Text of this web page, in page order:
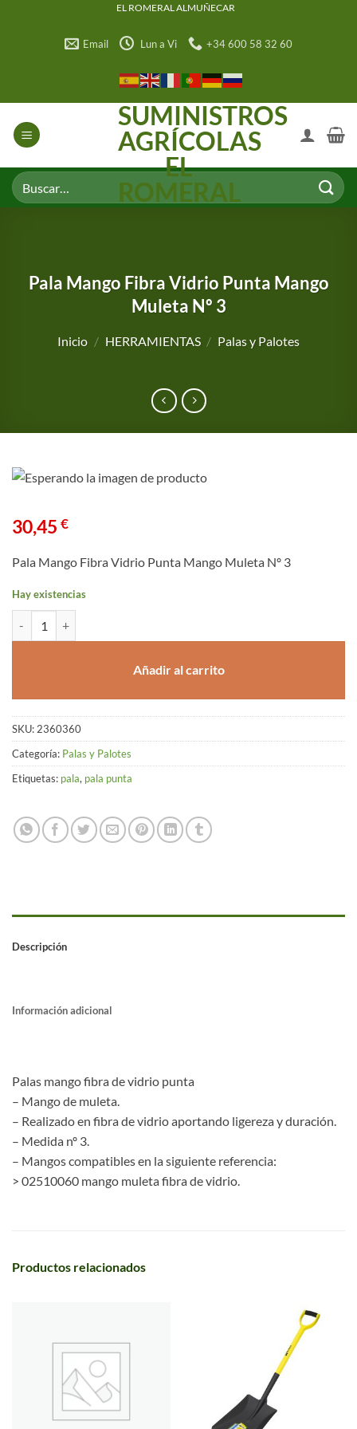
EL ROMERAL ALMUÑECAR
Email Lun a Vi +34 600 58 32 60
SUMINISTROS
AGRÍCOLAS
EL
ROMERAL
Buscar
por:
Pala Mango Fibra Vidrio Punta Mango
Muleta Nº 3
Inicio / HERRAMIENTAS / Palas y Palotes
30,45 €
Pala Mango Fibra Vidrio Punta Mango Muleta Nº 3
Hay existencias
Añadir al carrito
SKU:2360360
Categoría: Palas y Palotes
Etiquetas: pala, pala punta
Descripción
Información adicional
Palas mango fibra de vidrio punta
– Mango de muleta.
– Realizado en fibra de vidrio aportando ligereza y duración.
– Medida nº 3.
– Mangos compatibles en la siguiente referencia:
> 02510060 mango muleta fibra de vidrio.
Productos relacionados